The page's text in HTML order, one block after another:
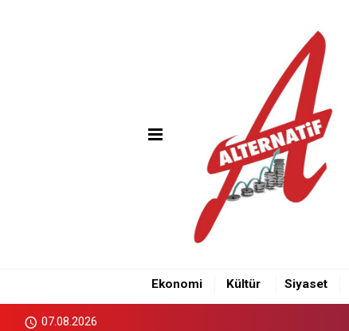
Ekonomi Kültür Siyaset
07.08.2026